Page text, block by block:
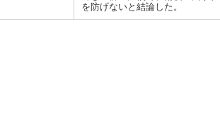
を防げないと結論した。